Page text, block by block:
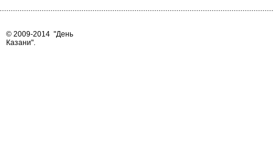
© 2009-2014 "День
Казани".